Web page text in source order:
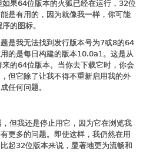
果64位版本的火狐已经在运行，32位
是有用的，因为就像我一样，你可能
的图标。
是我无法找到发行版本号为7或8的64
的是每日构建的版本10.0a1。这是从
的64位版本。当你去下载它时，你会
但它除了让我不得不重新启用我的外
任何问题。
但我还是停止用它，因为它在浏览我
更多的问题。即使这样，我仍然在用
起32位版本来说，显著地更为流畅和